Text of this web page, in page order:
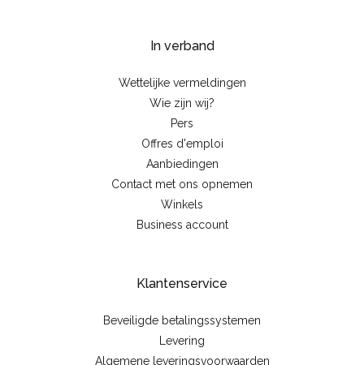
In verband
Wettelijke vermeldingen
Wie zijn wij?
Pers
Offres d'emploi
Aanbiedingen
Contact met ons opnemen
Winkels
Business account
Klantenservice
Beveiligde betalingssystemen
Levering
Algemene leveringsvoorwaarden